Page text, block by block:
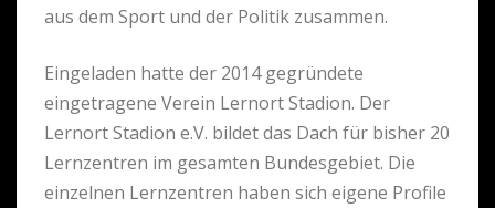
aus dem Sport und der Politik zusammen.
Eingeladen hatte der 2014 gegründete
eingetragene Verein Lernort Stadion. Der
Lernort Stadion e.V. bildet das Dach für bisher 20
Lernzentren im gesamten Bundesgebiet. Die
einzelnen Lernzentren haben sich eigene Profile